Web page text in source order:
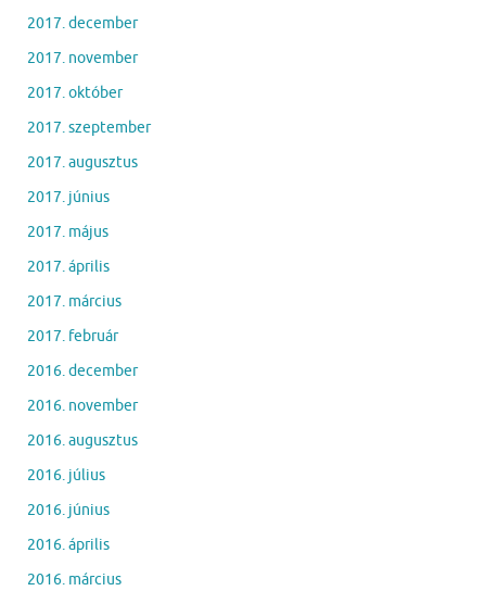
2017. december
2017. november
2017. október
2017. szeptember
2017. augusztus
2017. június
2017. május
2017. április
2017. március
2017. február
2016. december
2016. november
2016. augusztus
2016. július
2016. június
2016. április
2016. március